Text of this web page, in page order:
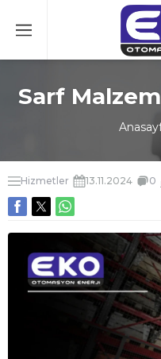
Sarf
Hizmetler 13.11.2024 0